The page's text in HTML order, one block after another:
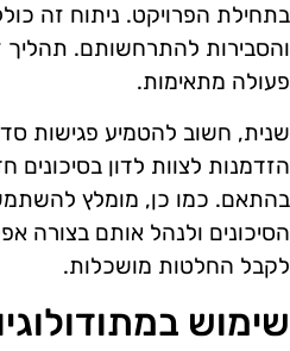
בתחילת הפרויקט. ניתוח זה
והסבירות להתרחשותם. תהליך
פעולה מתאימות.
שנית, חשוב להטמיע פגישות
הזדמנות לצוות לדון
בהתאם. כמו כן, מומלץ
הסיכונים ולנהל אותם בצורה
לקבל החלטות מושכלות.
שימוש